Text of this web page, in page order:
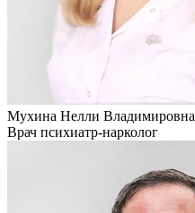
Мухина Нелли Владимировна
Врач психиатр-нарколог